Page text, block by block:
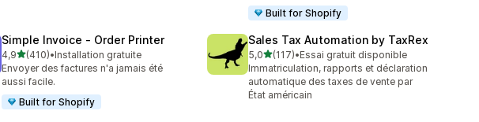
Built for Shopify
Simple Invoice ‑ Order Printer
4,9étoile(s) sur 5
(410)
410 avis au total
•Installation gratuite
Envoyer des factures n'a jamais été
aussi facile.
Built for Shopify
Sales Tax Automation by TaxRex
5,0étoile(s) sur 5
(117)
117 avis au total
•Essai gratuit disponible
Immatriculation, rapports et déclaration
automatique des taxes de vente par
État américain